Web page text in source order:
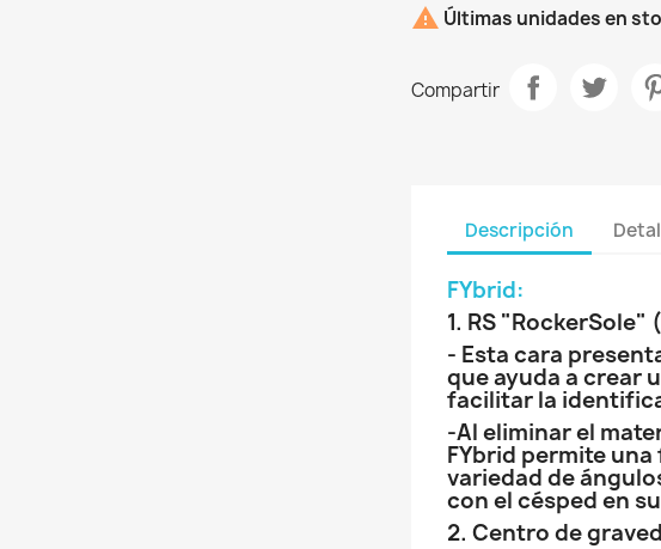
 Últimas unidades en
Compartir
Descripción
FYbrid:
1. RS "RockerSole"
- Esta cara
que ayuda a crear
facilitar la
-Al eliminar el
FYbrid permite
variedad de
con el césped en
2. Centro de